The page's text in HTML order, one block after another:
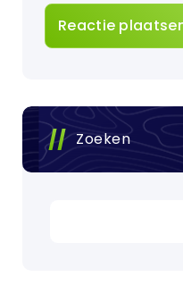
Zoeken